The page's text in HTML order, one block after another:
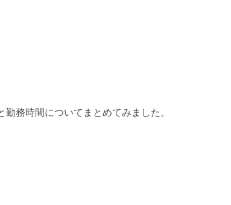
務時間についてまとめてみました。